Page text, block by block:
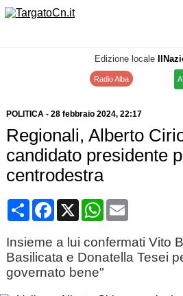
Edizione locale
Radio Alba
POLITICA- 28 febbraio 2024, 22:17
Regionali, Alberto
candidato presidente
centrodestra
CondividiFacebook
X WhatsApp
Email
Insieme a lui confermati Vito
Basilicata e Donatella Tesei
governato bene"